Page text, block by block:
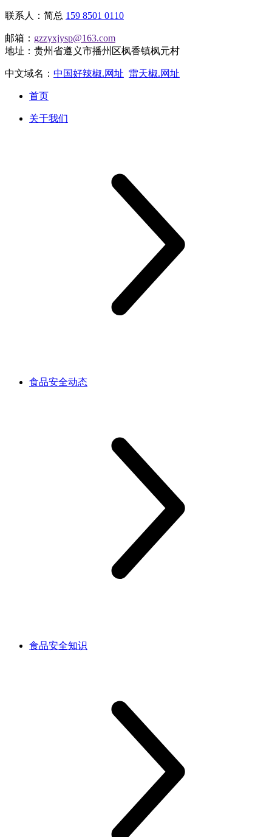
联系人：简总 159 8501 0110
邮箱： gzzyxjysp@163.com
地址：贵州省遵义市播州区枫香镇枫元村
中文域名： 中国好辣椒.网址 雷天椒.网址
首页
关于我们
食品安全动态
食品安全知识